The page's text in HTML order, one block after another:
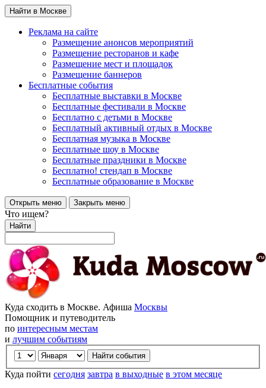
Найти в Москве
Реклама на сайте
Размещение анонсов мероприятий
Размещение ресторанов и кафе
Размещение мест и площадок
Размещение баннеров
Бесплатные события
Бесплатные выставки в Москве
Бесплатные фестивали в Москве
Бесплатно с детьми в Москве
Бесплатный активный отдых в Москве
Бесплатная музыка в Москве
Бесплатные шоу в Москве
Бесплатные праздники в Москве
Бесплатно! стендап в Москве
Бесплатные образование в Москве
Открыть меню Закрыть меню
Что ищем?
Найти
Куда сходить в Москве. Афиша Москвы
Помощник и путеводитель
по интересным местам
и лучшим событиям
Куда пойти сегодня завтра в выходные в этом месяце